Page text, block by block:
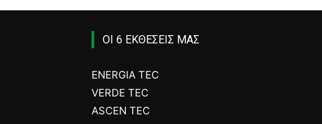
ΟΙ 6 ΕΚΘΕΣΕΙΣ ΜΑΣ
ENERGIA TEC
VERDE TEC
ASCEN TEC